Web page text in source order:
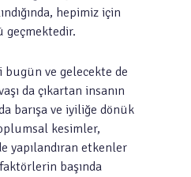
hepimiz için
geçmektedir.
ve gelecekte de
da çıkartan insanın
barışa ve iyiliğe dönük
kesimler,
yapılandıran etkenler
başında